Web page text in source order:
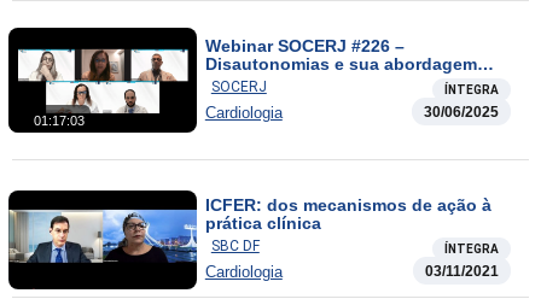
01:17:03
Webinar SOCERJ #226 –
Disautonomias e sua abordagem
multidisciplinar
SOCERJ ÍNTEGRA
Cardiologia 30/06/2025
ICFER: dos mecanismos de ação à
prática clínica
SBC DF ÍNTEGRA
Cardiologia 03/11/2021